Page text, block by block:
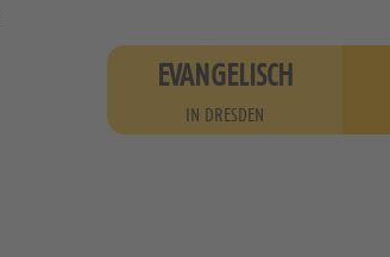
EVANGELISCH
IN DRESDEN